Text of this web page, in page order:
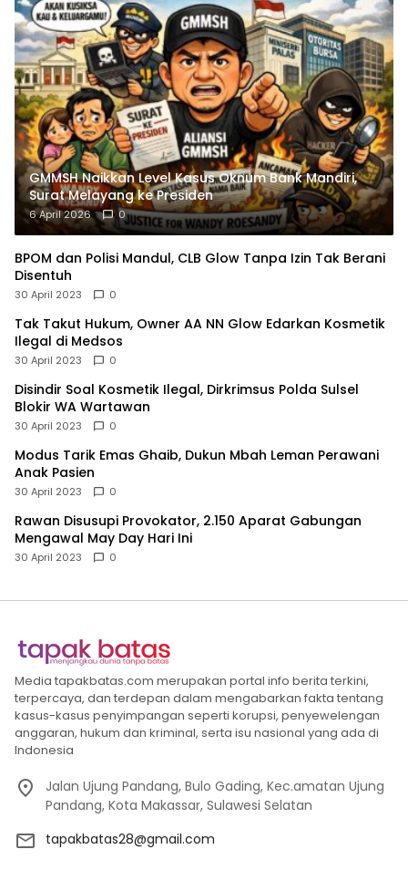
GMMSH Naikkan Level Kasus Oknum Bank Mandiri,
Surat Melayang ke Presiden
6 April 2026 0
BPOM dan Polisi Mandul, CLB Glow Tanpa Izin Tak Berani
Disentuh
30 April 2023 0
Tak Takut Hukum, Owner AA NN Glow Edarkan Kosmetik
Ilegal di Medsos
30 April 2023 0
Disindir Soal Kosmetik Ilegal, Dirkrimsus Polda Sulsel
Blokir WA Wartawan
30 April 2023 0
Modus Tarik Emas Ghaib, Dukun Mbah Leman Perawani
Anak Pasien
30 April 2023 0
Rawan Disusupi Provokator, 2.150 Aparat Gabungan
Mengawal May Day Hari Ini
30 April 2023 0
Media tapakbatas.com merupakan portal info berita terkini,
terpercaya, dan terdepan dalam mengabarkan fakta tentang
kasus-kasus penyimpangan seperti korupsi, penyewelengan
anggaran, hukum dan kriminal, serta isu nasional yang ada di
Indonesia
Jalan Ujung Pandang, Bulo Gading, Kec.amatan Ujung
Pandang, Kota Makassar, Sulawesi Selatan
tapakbatas28@gmail.com